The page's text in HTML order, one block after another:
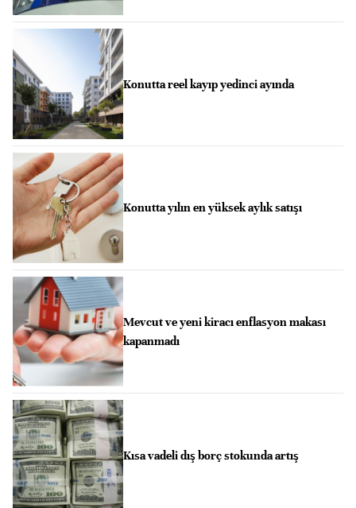
Konutta reel kayıp yedinci ayında
Konutta yılın en yüksek aylık satışı
Mevcut ve yeni kiracı enflasyon makası
kapanmadı
Kısa vadeli dış borç stokunda artış